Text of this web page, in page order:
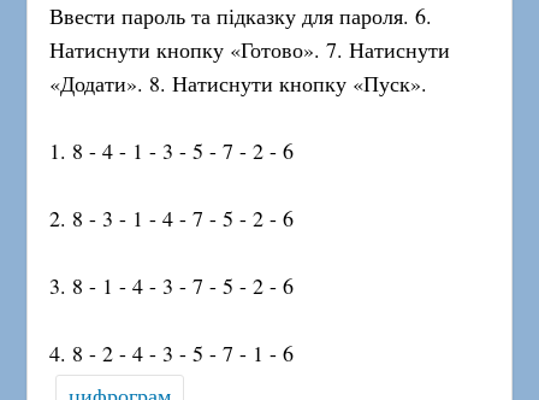
Ввести пароль та підказку для пароля. 6.
Натиснути кнопку «Готово». 7. Натиснути
«Додати». 8. Натиснути кнопку «Пуск».
1. 8 - 4 - 1 - 3 - 5 - 7 - 2 - 6
2. 8 - 3 - 1 - 4 - 7 - 5 - 2 - 6
3. 8 - 1 - 4 - 3 - 7 - 5 - 2 - 6
4. 8 - 2 - 4 - 3 - 5 - 7 - 1 - 6